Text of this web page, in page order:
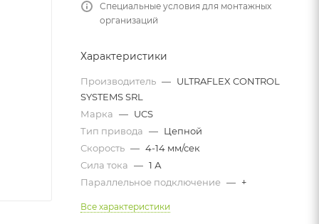
Специальные условия для монтажных
организаций
Характеристики
Производитель — ULTRAFLEX CONTROL
SYSTEMS SRL
Марка — UCS
Тип привода — Цепной
Скорость — 4-14 мм/сек
Сила тока — 1 А
Параллельное подключение — +
Все характеристики